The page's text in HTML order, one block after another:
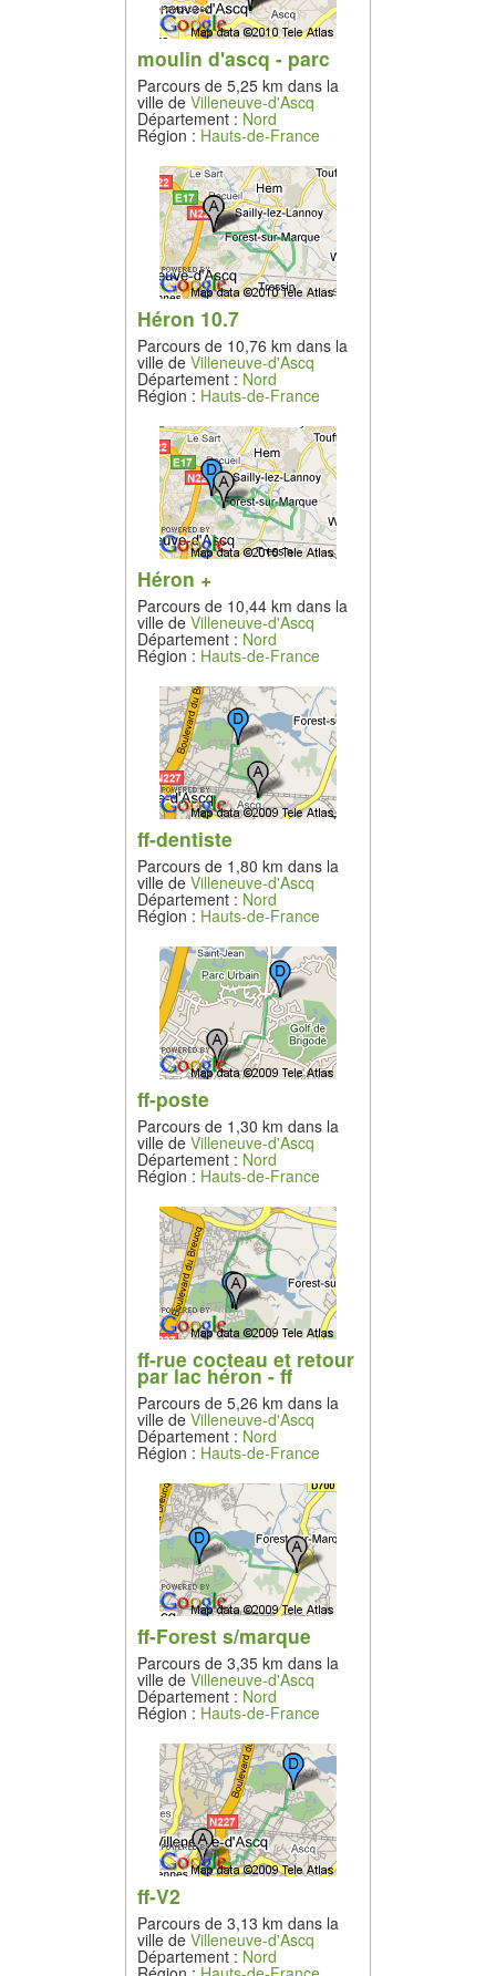
moulin d'ascq - parc
Parcours de 5,25 km dans la
ville de Villeneuve-d'Ascq
Département : Nord
Région : Hauts-de-France
Héron 10.7
Parcours de 10,76 km dans la
ville de Villeneuve-d'Ascq
Département : Nord
Région : Hauts-de-France
Héron +
Parcours de 10,44 km dans la
ville de Villeneuve-d'Ascq
Département : Nord
Région : Hauts-de-France
ff-dentiste
Parcours de 1,80 km dans la
ville de Villeneuve-d'Ascq
Département : Nord
Région : Hauts-de-France
ff-poste
Parcours de 1,30 km dans la
ville de Villeneuve-d'Ascq
Département : Nord
Région : Hauts-de-France
ff-rue cocteau et retour
par lac héron - ff
Parcours de 5,26 km dans la
ville de Villeneuve-d'Ascq
Département : Nord
Région : Hauts-de-France
ff-Forest s/marque
Parcours de 3,35 km dans la
ville de Villeneuve-d'Ascq
Département : Nord
Région : Hauts-de-France
ff-V2
Parcours de 3,13 km dans la
ville de Villeneuve-d'Ascq
Département : Nord